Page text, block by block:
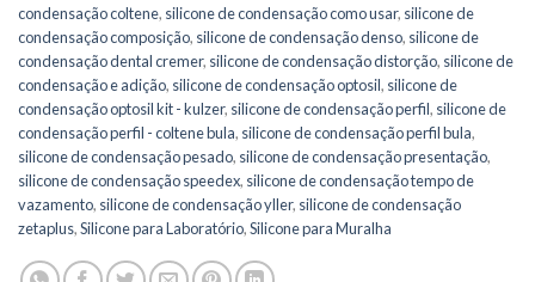
condensação coltene, silicone de condensação como usar, silicone de
condensação composição, silicone de condensação denso, silicone de
condensação dental cremer, silicone de condensação distorção, silicone de
condensação e adição, silicone de condensação optosil, silicone de
condensação optosil kit - kulzer, silicone de condensação perfil, silicone de
condensação perfil - coltene bula, silicone de condensação perfil bula,
silicone de condensação pesado, silicone de condensação presentação,
silicone de condensação speedex, silicone de condensação tempo de
vazamento, silicone de condensação yller, silicone de condensação
zetaplus,Silicone para Laboratório,Silicone para Muralha